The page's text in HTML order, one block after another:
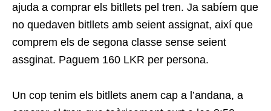
ajuda a comprar els bitllets pel tren. Ja sabíem que
no quedaven bitllets amb seient assignat, així que
comprem els de segona classe sense seient
assginat. Paguem 160 LKR per persona.
Un cop tenim els bitllets anem cap a l’andana, a